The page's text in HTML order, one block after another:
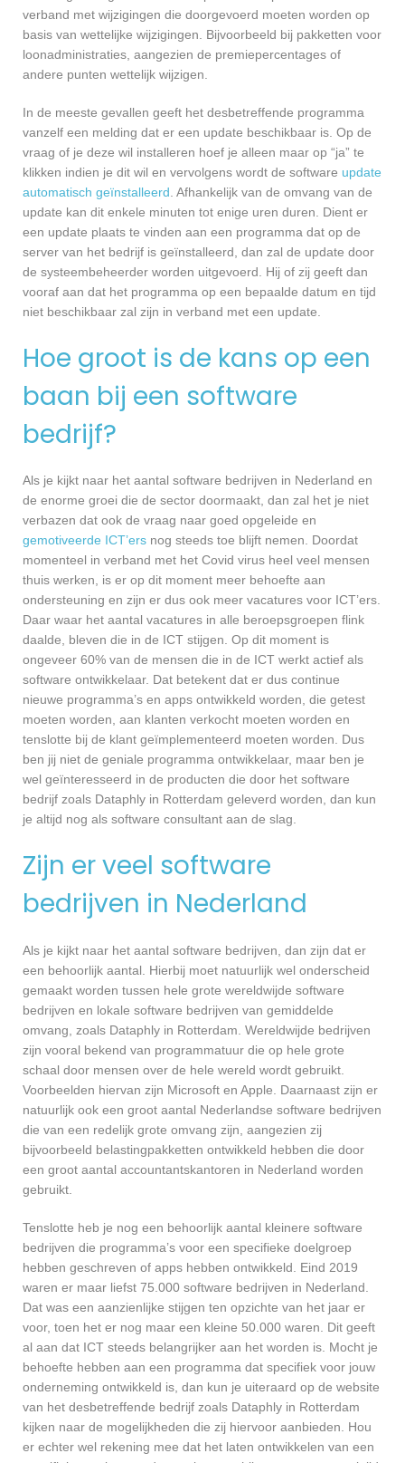
verband met wijzigingen die doorgevoerd moeten worden op
basis van wettelijke wijzigingen. Bijvoorbeeld bij pakketten voor
loonadministraties, aangezien de premiepercentages of
andere punten wettelijk wijzigen.
In de meeste gevallen geeft het desbetreffende programma
vanzelf een melding dat er een update beschikbaar is. Op de
vraag of je deze wil installeren hoef je alleen maar op “ja” te
klikken indien je dit wil en vervolgens wordt de software update
automatisch geïnstalleerd . Afhankelijk van de omvang van de
update kan dit enkele minuten tot enige uren duren. Dient er
een update plaats te vinden aan een programma dat op de
server van het bedrijf is geïnstalleerd, dan zal de update door
de systeembeheerder worden uitgevoerd. Hij of zij geeft dan
vooraf aan dat het programma op een bepaalde datum en tijd
niet beschikbaar zal zijn in verband met een update.
Hoe groot is de kans op een
baan bij een software
bedrijf?
Als je kijkt naar het aantal software bedrijven in Nederland en
de enorme groei die de sector doormaakt, dan zal het je niet
verbazen dat ook de vraag naar goed opgeleide en
gemotiveerde ICT’ers nog steeds toe blijft nemen. Doordat
momenteel in verband met het Covid virus heel veel mensen
thuis werken, is er op dit moment meer behoefte aan
ondersteuning en zijn er dus ook meer vacatures voor ICT’ers.
Daar waar het aantal vacatures in alle beroepsgroepen flink
daalde, bleven die in de ICT stijgen. Op dit moment is
ongeveer 60% van de mensen die in de ICT werkt actief als
software ontwikkelaar. Dat betekent dat er dus continue
nieuwe programma’s en apps ontwikkeld worden, die getest
moeten worden, aan klanten verkocht moeten worden en
tenslotte bij de klant geïmplementeerd moeten worden. Dus
ben jij niet de geniale programma ontwikkelaar, maar ben je
wel geïnteresseerd in de producten die door het software
bedrijf zoals Dataphly in Rotterdam geleverd worden, dan kun
je altijd nog als software consultant aan de slag.
Zijn er veel software
bedrijven in Nederland
Als je kijkt naar het aantal software bedrijven, dan zijn dat er
een behoorlijk aantal. Hierbij moet natuurlijk wel onderscheid
gemaakt worden tussen hele grote wereldwijde software
bedrijven en lokale software bedrijven van gemiddelde
omvang, zoals Dataphly in Rotterdam. Wereldwijde bedrijven
zijn vooral bekend van programmatuur die op hele grote
schaal door mensen over de hele wereld wordt gebruikt.
Voorbeelden hiervan zijn Microsoft en Apple. Daarnaast zijn er
natuurlijk ook een groot aantal Nederlandse software bedrijven
die van een redelijk grote omvang zijn, aangezien zij
bijvoorbeeld belastingpakketten ontwikkeld hebben die door
een groot aantal accountantskantoren in Nederland worden
gebruikt.
Tenslotte heb je nog een behoorlijk aantal kleinere software
bedrijven die programma’s voor een specifieke doelgroep
hebben geschreven of apps hebben ontwikkeld. Eind 2019
waren er maar liefst 75.000 software bedrijven in Nederland.
Dat was een aanzienlijke stijgen ten opzichte van het jaar er
voor, toen het er nog maar een kleine 50.000 waren. Dit geeft
al aan dat ICT steeds belangrijker aan het worden is. Mocht je
behoefte hebben aan een programma dat specifiek voor jouw
onderneming ontwikkeld is, dan kun je uiteraard op de website
van het desbetreffende bedrijf zoals Dataphly in Rotterdam
kijken naar de mogelijkheden die zij hiervoor aanbieden. Hou
er echter wel rekening mee dat het laten ontwikkelen van een